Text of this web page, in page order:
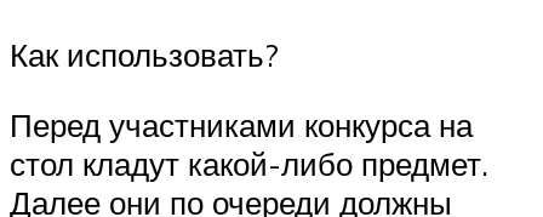
Как использовать?
Перед участниками конкурса на
стол кладут какой-либо предмет.
Далее они по очереди должны